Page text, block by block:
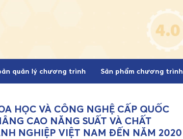
quản lý chương trình Sản phẩm chương trình
HỌC VÀ CÔNG NGHỆ CẤP QUỐC
CAO NĂNG SUẤT VÀ CHẤT
NGHIỆP VIỆT NAM ĐẾN NĂM 2020